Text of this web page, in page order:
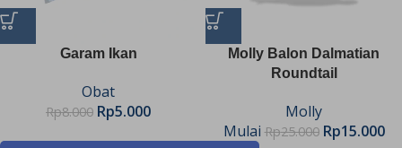
Garam Ikan
Obat
Rp8.000 Rp5.000
Molly Balon Dalmatian
Roundtail
Molly
Mulai Rp25.000 Rp15.000